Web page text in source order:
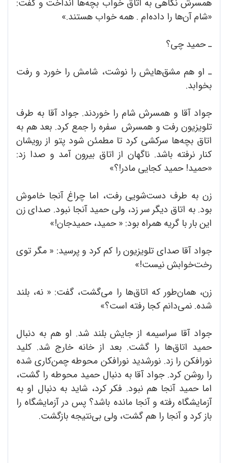
همسرش نگاهی به اتاق خواب بچه‌ها انداخت و گفت:
«شام آن‌ها را داده‌ام . همه خواب هستند.»
ـ حمید چی؟
ـ او هم مشق‌هایش را نوشت، شامش را خورد و رفت
بخوابد.
جواد آقا و همسرش شام را خوردند. جواد آقا به طرف
تلویزیون رفت و همسرش سفره را جمع کرد. بعد هم به
اتاق بچه‌ها سرکشی کرد تا مطمئن شود پتو از رویشان
کنار نرفته باشد. ناگهان از اتاق بیرون آمد و صدا زد:
«حمید! حمید کجایی مادر!؟»
زن به طرف دست‌شویی رفت، اما چراغ آنجا خاموش
بود. به اتاق دیگر سر زد، ولی حمید آنجا نبود. صدای زن
این بار با گریه همراه بود: « حمید، حمیدجان!»
جواد آقا صدای تلویزیون را کم کرد و پرسید: « مگر توی
رخت‌خوابش نیست!»
زن، همان‌طور که اتاق‌ها را می‌گشت، گفت: « نه، بلند
شده. نمی‌دانم کجا رفته است؟»
جواد آقا سراسیمه از جایش بلند شد. او هم به دنبال
حمید اتاق‌ها را گشت. بعد از خانه خارج شد. کلید
نورافکن را زد. نورشدید نورافکن محوطه چمن‌کاری شده
را روشن کرد. جواد آقا به دنبال حمید محوطه را گشت،
اما حمید آنجا هم نبود. فکر کرد، شاید به دنبال او به
آزمایشگاه رفته و آنجا مانده باشد؟ پس در آزمایشگاه را
باز کرد و آنجا را هم گشت، ولی بی‌نتیجه بازگشت.